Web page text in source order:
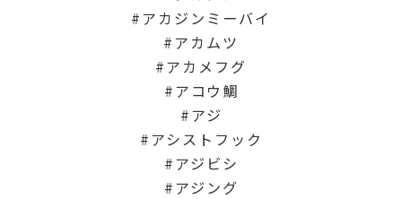
アカジンミーバイ
アカムツ
アカメフグ
アコウ鯛
アジ
アシストフック
アジビシ
アジング